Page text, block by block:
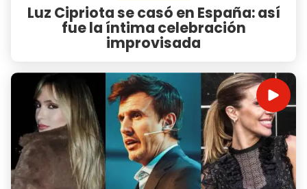
Luz Cipriota se casó en España: así
fue la íntima celebración
improvisada